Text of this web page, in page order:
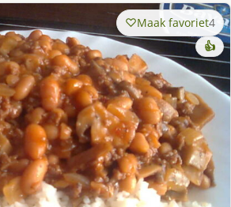
Maak favoriet4
👍